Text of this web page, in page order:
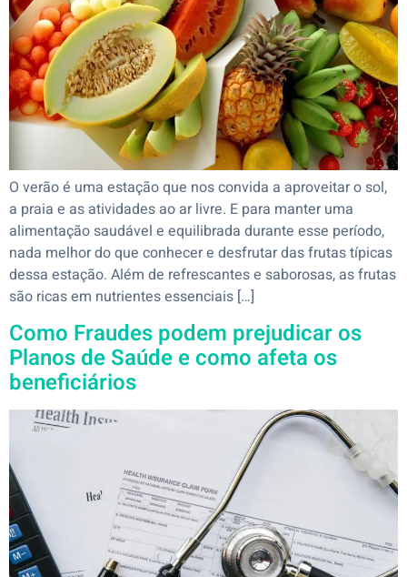
O verão é uma estação que nos convida a aproveitar o sol,
a praia e as atividades ao ar livre. E para manter uma
alimentação saudável e equilibrada durante esse período,
nada melhor do que conhecer e desfrutar das frutas típicas
dessa estação. Além de refrescantes e saborosas, as frutas
são ricas em nutrientes essenciais […]
Como Fraudes podem prejudicar os
Planos de Saúde e como afeta os
beneficiários